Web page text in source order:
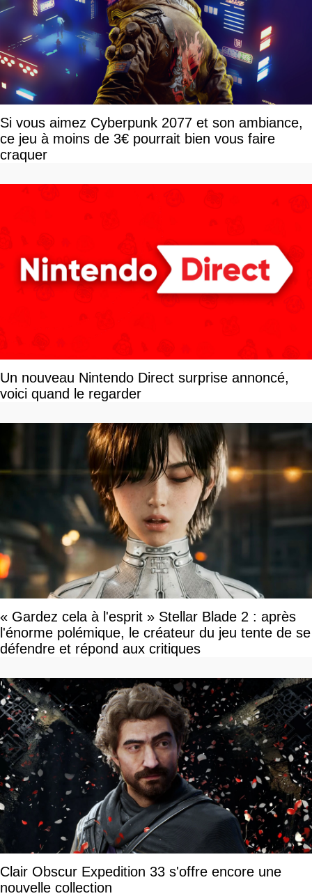
Si vous aimez Cyberpunk 2077 et son ambiance,
ce jeu à moins de 3€ pourrait bien vous faire
craquer
Un nouveau Nintendo Direct surprise annoncé,
voici quand le regarder
« Gardez cela à l'esprit » Stellar Blade 2 : après
l'énorme polémique, le créateur du jeu tente de se
défendre et répond aux critiques
Clair Obscur Expedition 33 s'offre encore une
nouvelle collection